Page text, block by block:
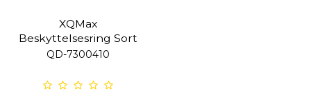
XQMax
Beskyttelsesring Sort
QD-7300410